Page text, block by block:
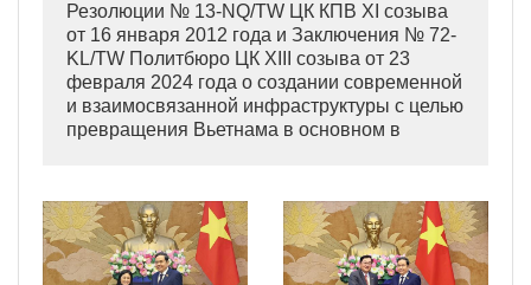
Резолюции № 13-NQ/TW ЦК КПВ XI созыва
от 16 января 2012 года и Заключения № 72-
KL/TW Политбюро ЦК XIII созыва от 23
февраля 2024 года о создании современной
и взаимосвязанной инфраструктуры с целью
превращения Вьетнама в основном в